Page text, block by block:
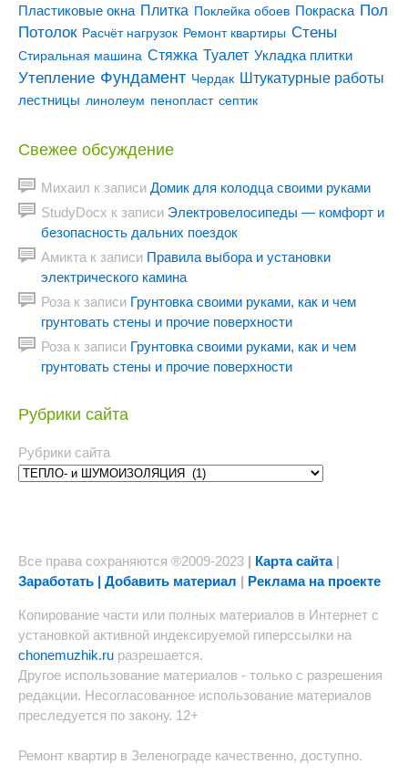
Пластиковые окна Плитка Поклейка обоев Покраска Пол
Потолок Расчёт нагрузок Ремонт квартиры Стены
Стиральная машина Стяжка Туалет Укладка плитки
Утепление Фундамент Чердак Штукатурные работы
лестницы линолеум пенопласт септик
Свежее обсуждение
Михаил к записи Домик для колодца своими руками
StudyDocx к записи Электровелосипеды — комфорт и
безопасность дальних поездок
Амикта к записи Правила выбора и установки
электрического камина
Роза к записи Грунтовка своими руками, как и чем
грунтовать стены и прочие поверхности
Роза к записи Грунтовка своими руками, как и чем
грунтовать стены и прочие поверхности
Рубрики сайта
Рубрики сайта
Все права сохраняются ®2009-2023 | Карта сайта|
Заработать | Добавить материал | Реклама на проекте
Копирование части или полных материалов в Интернет с
установкой активной индексируемой гиперссылки на
chonemuzhik.ru разрешается.
Другое использование материалов - только с разрешения
редакции. Несогласованное использование материалов
преследуется по закону. 12+
Ремонт квартир в Зеленограде качественно, доступно.